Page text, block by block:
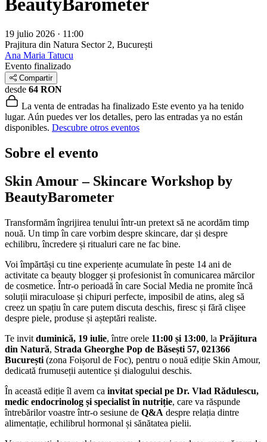
BeautyBarometer
19 julio 2026 · 11:00
Prajitura din Natura Sector 2, București
Ana Maria Tatucu
Evento finalizado
Compartir
desde 64 RON
La venta de entradas ha finalizado Este evento ya ha tenido
lugar. Aún puedes ver los detalles, pero las entradas ya no están
disponibles. Descubre otros eventos
Sobre el evento
Skin Amour – Skincare Workshop by
BeautyBarometer
Transformăm îngrijirea tenului într-un pretext să ne acordăm timp
nouă. Un timp în care vorbim despre skincare, dar și despre
echilibru, încredere și ritualuri care ne fac bine.
Voi împărtăși cu tine experiențe acumulate în peste 14 ani de
activitate ca beauty blogger și profesionist în comunicarea mărcilor
de cosmetice. Într-o perioadă în care Social Media ne promite încă
soluții miraculoase și chipuri perfecte, imposibil de atins, aleg să
creez un spațiu în care putem discuta deschis, firesc și fără clișee
despre piele, produse și așteptări realiste.
Te invit duminică, 19 iulie, între orele 11:00 și 13:00, la Prăjitura
din Natură, Strada Gheorghe Pop de Băsești 57, 021366
București (zona Foișorul de Foc), pentru o nouă ediție Skin Amour,
dedicată frumuseții autentice și dialogului deschis.
În această ediție îl avem ca invitat special pe Dr. Vlad Rădulescu,
medic endocrinolog și specialist în nutriție, care va răspunde
întrebărilor voastre într-o sesiune de Q&A despre relația dintre
alimentație, echilibrul hormonal și sănătatea pielii.